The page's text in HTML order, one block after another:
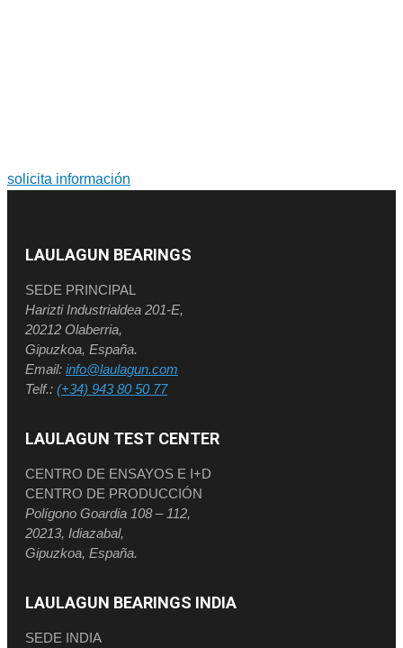
solicita información
LAULAGUN BEARINGS
SEDE PRINCIPAL
Harizti Industrialdea 201-E,
20212 Olaberria,
Gipuzkoa, España.
Email: info@laulagun.com
Telf.: (+34) 943 80 50 77
LAULAGUN TEST CENTER
CENTRO DE ENSAYOS E I+D
CENTRO DE PRODUCCIÓN
Polígono Goardia 108 – 112,
20213, Idiazabal,
Gipuzkoa, España.
LAULAGUN BEARINGS INDIA
SEDE INDIA